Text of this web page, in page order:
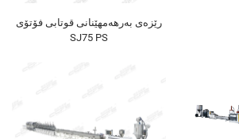
رێزەی بەرھەمھێنانی قوتابی فۆتۆی
SJ75 PS